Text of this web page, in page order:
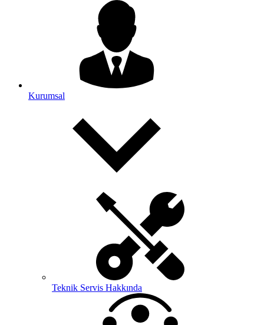
Kurumsal
Teknik Servis Hakkında